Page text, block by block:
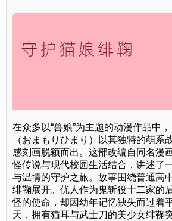
在众多以“兽娘”为主题的动漫作品中
（おまもりひまり）以其独特的萌系
感刻画脱颖而出。这部改编自同名漫
怪传说与现代校园生活结合，讲述了
与温情的守护之旅。故事围绕普通高
绯鞠展开。优人作为鬼斩役十二家的
怪的使命，却因幼年记忆缺失而过着
天，拥有猫耳与武士刀的美少女绯鞠